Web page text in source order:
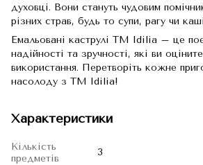
духовці. Вони стануть чудовим
різних страв, будь то супи, рагу чи
Емальовані каструлі TM Idilia – це
надійності та зручності, які ви
використання. Перетворіть кожне
насолоду з TM Idilia!
Характеристики
Кількість
предметів
3